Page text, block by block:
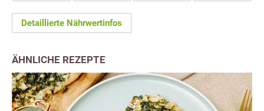
Detaillierte Nährwertinfos
ÄHNLICHE REZEPTE